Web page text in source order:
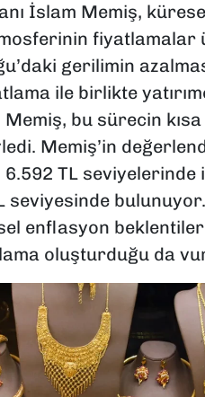
İslam Memiş,
fiyatlamalar
gerilimin
ile birlikte
Memiş, bu sürecin
Memiş’in
TL seviyelerinde
seviyesinde
enflasyon
oluşturduğu da